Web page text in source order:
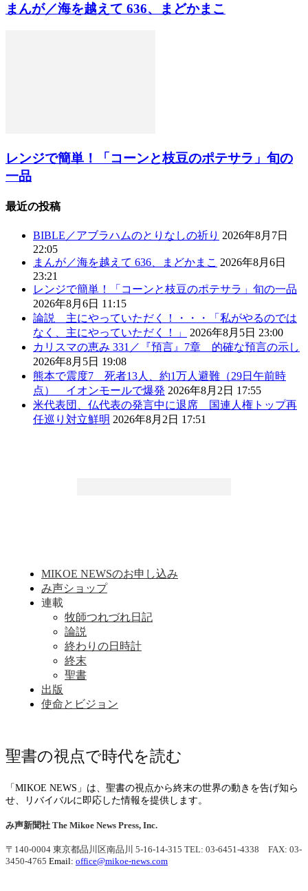
まんが／海を越えて 636、まどかまこ
レンジで簡単！「コーンと枝豆のポテサラ」旬の
一品
最近の投稿
BIBLE／アブラハムのとりなしの祈り 2026年8月7日
22:05
まんが／海を越えて 636、まどかまこ 2026年8月6日
23:21
レンジで簡単！「コーンと枝豆のポテサラ」旬の一品
2026年8月6日 11:15
論説 主にやっていただく！・・・「私がやるのでは
なく、主にやっていただく！」
2026年8月5日 23:00
カリスマの恵み 331／『預言』7章 的確な預言の示し
2026年8月5日 19:08
熊本で震度7 死者13人、約1万人避難（29日午前時
点） イオンモールで爆発 2026年8月2日 17:55
米代表団、仏代表の発言中に退席 国連人権トップ再
任巡り対立鮮明 2026年8月2日 17:51
MIKOE NEWSのお申し込み
み声ショップ
連載
牧師つれづれ日記
論説
終わりの日時計
終末
聖書
出版
使命とビジョン
聖書の視点で時代を読む
「MIKOE NEWS」は、聖書の視点から終末の世界の動きを告げ知ら
せ、リバイバルに即応した情報を提供します。
み声新聞社 The Mikoe News Press, Inc.
〒140-0004 東京都品川区南品川 5-16-14-315 TEL: 03-6451-4338 FAX: 03-
3450-4765 Email: office@mikoe-news.com